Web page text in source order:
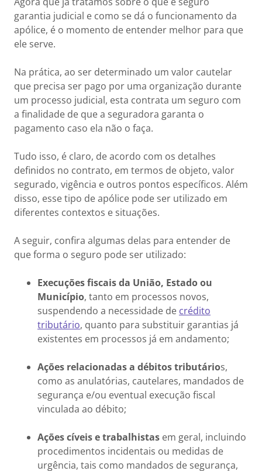
garantia judicial e como se dá o funcionamento da
apólice, é o momento de entender melhor para que
ele serve.
Na prática, ao ser determinado um valor cautelar
que precisa ser pago por uma organização durante
um processo judicial, esta contrata um seguro com
a finalidade de que a seguradora garanta o
pagamento caso ela não o faça.
Tudo isso, é claro, de acordo com os detalhes
definidos no contrato, em termos de objeto, valor
segurado, vigência e outros pontos específicos. Além
disso, esse tipo de apólice pode ser utilizado em
diferentes contextos e situações.
A seguir, confira algumas delas para entender de
que forma o seguro pode ser utilizado:
Execuções fiscais da União, Estado ou
Município, tanto em processos novos,
suspendendo a necessidade de crédito
tributário, quanto para substituir garantias já
existentes em processos já em andamento;
Ações relacionadas a débitos tributários,
como as anulatórias, cautelares, mandados de
segurança e/ou eventual execução fiscal
vinculada ao débito;
Ações cíveis e trabalhistas em geral, incluindo
procedimentos incidentais ou medidas de
urgência, tais como mandados de segurança,